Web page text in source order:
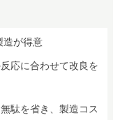
してくれる化
造が得意
応に合わせて改良を
駄を省き、製造コス